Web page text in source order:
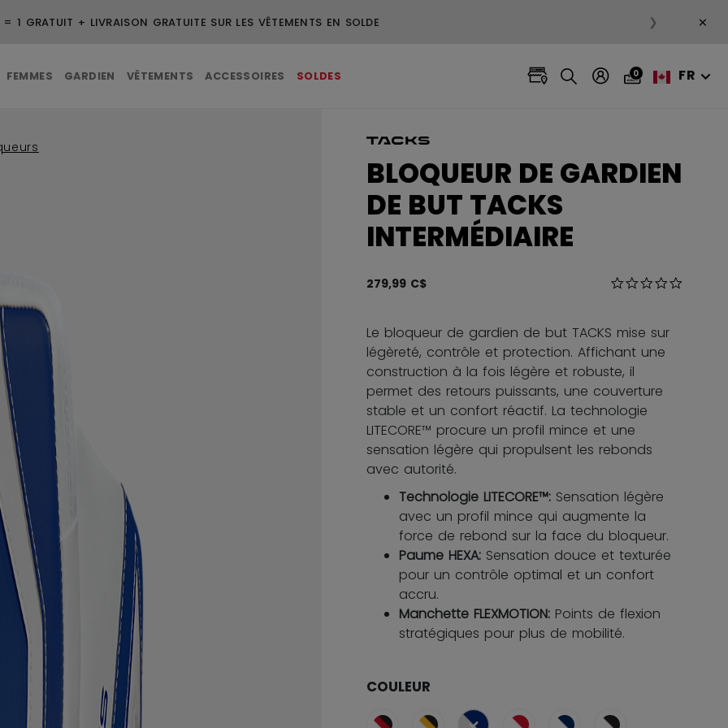
3 ACHETÉS = 1 GRATUIT + LIVRAISON GRATUITE SUR LES VÊTEMENTS EN SOLDE ❯ ×
FEMMES GARDIEN VÊTEMENTS ACCESSOIRES SOLDES 0 FR
BLOQUEUR DE GARDIEN
DE BUT TACKS
INTERMÉDIAIRE
279,99 C$ 4,2 sur 5
Le bloqueur de gardien de but TACKS mise sur
légèreté, contrôle et protection. Affichant une
construction à la fois légère et robuste, il
permet des retours puissants, une couverture
stable et un confort réactif. La technologie
LITECORE™ procure un profil mince et une
sensation légère qui propulsent les rebonds
avec autorité.
Technologie LITECORE™: Sensation légère
avec un profil mince qui augmente la
force de rebond sur la face du bloqueur.
Paume HEXA: Sensation douce et texturée
pour un contrôle optimal et un confort
accru.
Manchette FLEXMOTION: Points de flexion
stratégiques pour plus de mobilité.
COULEUR